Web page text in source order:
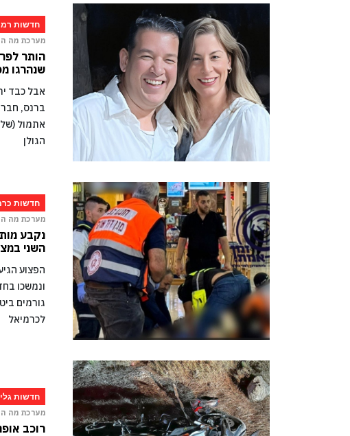
חדשות
מערכת מה
הותר
שנהרגו
אבל כבד
ברנס,
אתמול
הגולן
חדשות
מערכת מה
נקבע
השני
הפצוע
ונמשכו
גורמים
לכרמיאל
חדשות
מערכת מה
רוכב אופנוע בן 20 נהרג